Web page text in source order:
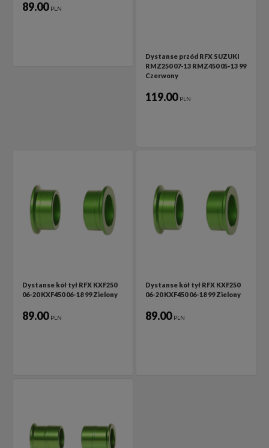
89.00 PLN
Dystanse przód RFX SUZUKI
RMZ250 07-13 RMZ450 05-13 99
Czerwony
119.00 PLN
Dystanse kół tył RFX KXF250
06-20 KXF450 06-18 99 Zielony
89.00 PLN
Dystanse kół tył RFX KXF250
06-20 KXF450 06-18 99 Zielony
89.00 PLN